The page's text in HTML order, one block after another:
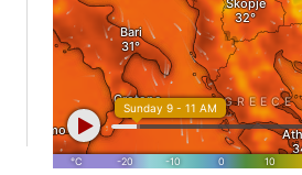
(Видео) Неделен преглед на
берзански цени на
земјоделски суровини
НЕДЕЛА 8